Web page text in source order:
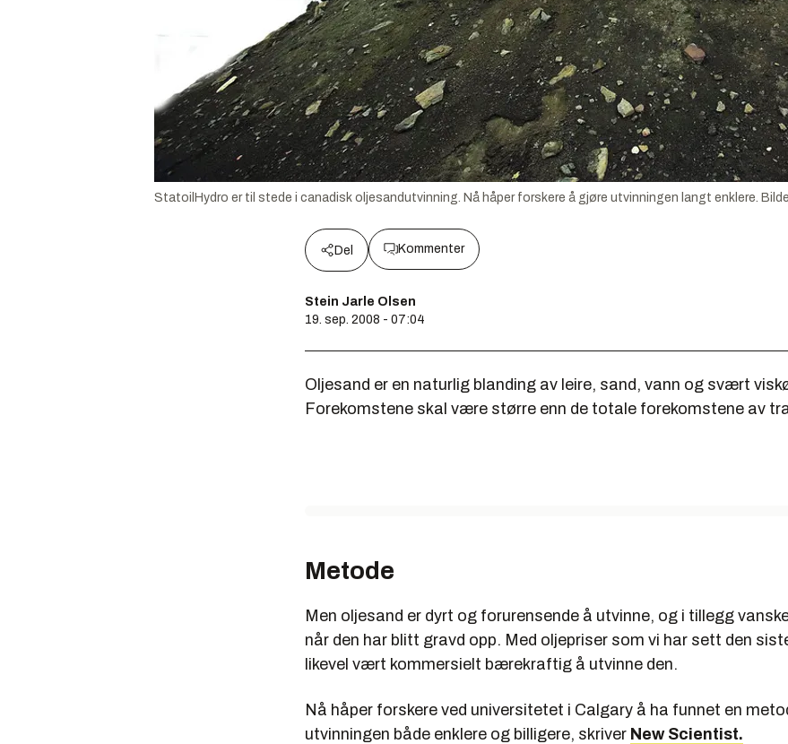
StatoilHydro er til stede i canadisk oljesandutvinning. Nå håper forskere å gjøre utvinningen langt enklere.
Del Kommenter
Stein Jarle Olsen
19. sep. 2008 - 07:04
Oljesand er en naturlig blanding av leire, sand, vann og svært
Forekomstene skal være større enn de totale forekomstene av
Metode
Men oljesand er dyrt og forurensende å utvinne, og i tillegg
når den har blitt gravd opp. Med oljepriser som vi har sett den
likevel vært kommersielt bærekraftig å utvinne den.
Nå håper forskere ved universitetet i Calgary å ha funnet en
utvinningen både enklere og billigere, skriver New Scientist.